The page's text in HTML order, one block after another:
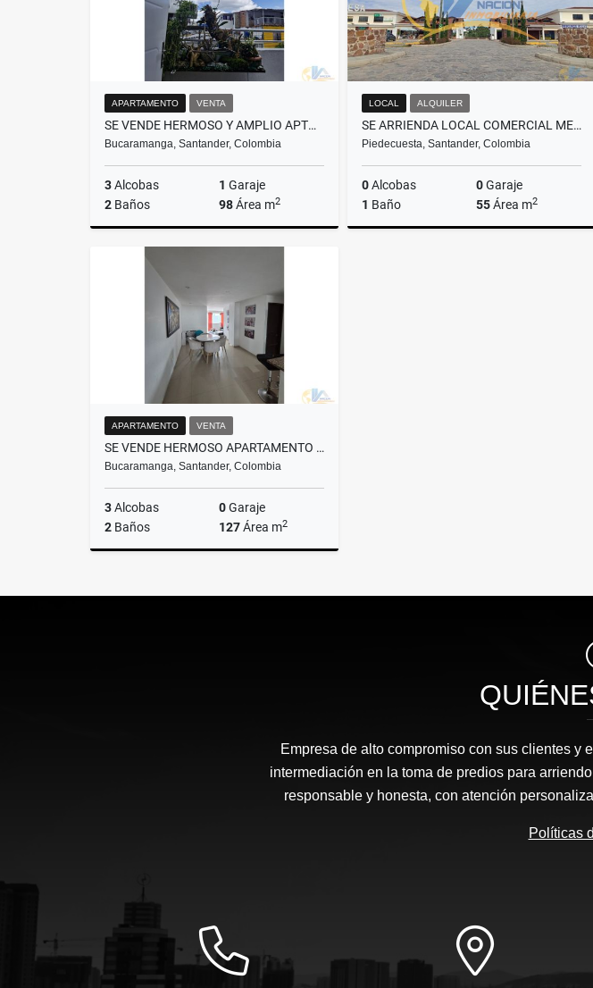
APARTAMENTO VENTA
SE VENDE HERMOSO Y AMPLIO APTO EN MIRADOR DE LAS AMERICAS
Bucaramanga, Santander, Colombia
3Alcobas 1 Garaje
2 Baños 98Área m2
LOCAL ALQUILER
SE ARRIENDA LOCAL COMERCIAL MESA DE LOS SANTOS
Piedecuesta, Santander, Colombia
0Alcobas 0Garaje
1 Baño 55Área m2
APARTAMENTO VENTA
SE VENDE HERMOSO APARTAMENTO EN SAN FRANCISCO
Bucaramanga, Santander, Colombia
3Alcobas 0Garaje
2 Baños 127Área m2
$560.000.000
Empresa de alto compromiso con sus clientes y
intermediación en la toma de predios para
responsable y honesta, con atención
Políticas